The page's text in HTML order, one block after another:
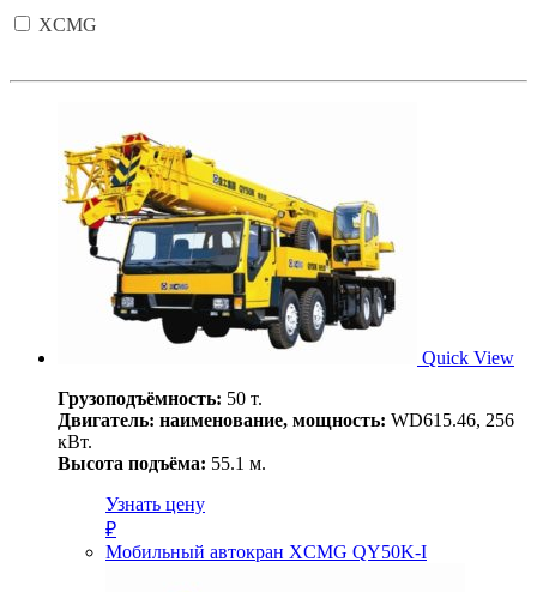
XCMG
Quick View
Грузоподъёмность: 50 т.
Двигатель: наименование, мощность: WD615.46, 256
кВт.
Высота подъёма: 55.1 м.
Узнать цену
₽
Мобильный автокран XCMG QY50K-I